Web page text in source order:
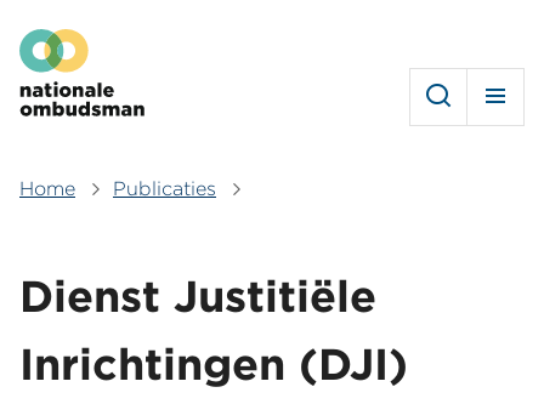
en
naar
de
gaan
Hoofdmenu
Home Publicaties
Dienst Justitiële
Inrichtingen (DJI)